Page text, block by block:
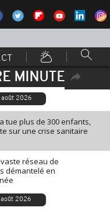
MINUTE
août 2026
tue plus de 300 enfants,
sur une crise sanitaire
réseau de
démantelé en
août 2026